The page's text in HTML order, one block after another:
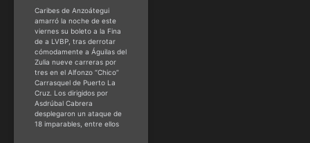
Caribes de Anzoátegui
amarró la noche de este
viernes su boleto a la Fina
de a LVBP, tras derrotar
cómodamente a Águilas del
Zulia nueve carreras por
tres en el Alfonzo “Chico”
Carrasquel de Puerto La
Cruz. Los dirigidos por
Asdrúbal Cabrera
desplegaron un ataque de
18 imparables, entre ellos